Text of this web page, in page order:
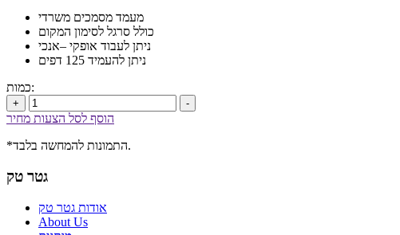
מעמד מסמכים משרדי
כולל סרגל לסימון המקום
ניתן לעבוד אופקי –אנכי
ניתן להעמיד 125 דפים
כמות:
+ -
הוסף לסל הצעות מחיר
*התמונות להמחשה בלבד.
גטר טק
אודות גטר טק
About Us